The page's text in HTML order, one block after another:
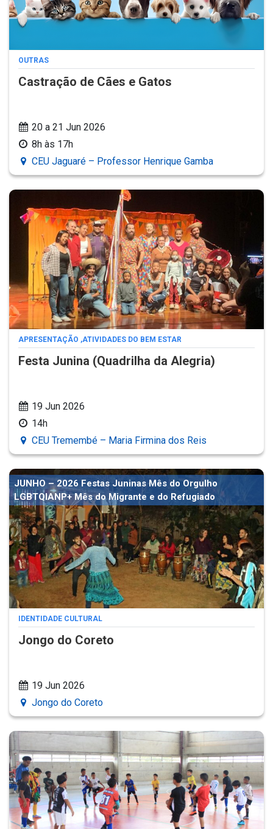
OUTRAS
Castração de Cães e Gatos
20 a 21 Jun 2026
8h às 17h
CEU Jaguaré – Professor Henrique Gamba
APRESENTAÇÃO ,ATIVIDADES DO BEM ESTAR
Festa Junina (Quadrilha da Alegria)
19 Jun 2026
14h
CEU Tremembé – Maria Firmina dos Reis
JUNHO – 2026 Festas Juninas Mês do Orgulho
LGBTQIANP+ Mês do Migrante e do Refugiado
IDENTIDADE CULTURAL
Jongo do Coreto
19 Jun 2026
Jongo do Coreto